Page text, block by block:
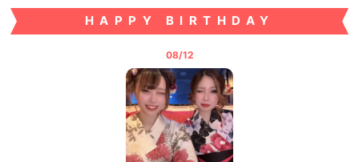
HAPPY BIRTHDAY
08/12